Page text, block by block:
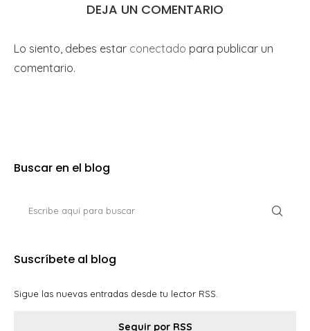
DEJA UN COMENTARIO
Lo siento, debes estar conectado para publicar un
comentario.
Buscar en el blog
Suscríbete al blog
Sigue las nuevas entradas desde tu lector RSS.
Seguir por RSS